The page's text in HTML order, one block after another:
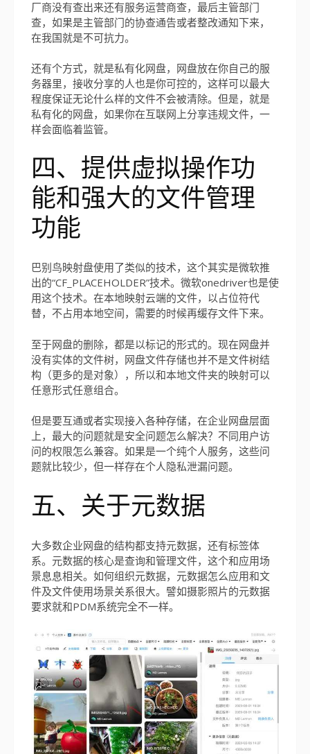
厂商没有查出来还有服务运营商查，最后主管部门
查，如果是主管部门的协查通告或者整改通知下来，
在我国就是不可抗力。
还有个方式，就是私有化网盘，网盘放在你自己的服
务器里，接收分享的人也是你可控的，这样可以最大
程度保证无论什么样的文件不会被清除。但是，就是
私有化的网盘，如果你在互联网上分享违规文件，一
样会面临着监管。
四、提供虚拟操作功
能和强大的文件管理
功能
巴别鸟映射盘使用了类似的技术，这个其实是微软推
出的“CF_PLACEHOLDER”技术。微软onedriver也是使
用这个技术。在本地映射云端的文件，以占位符代
替，不占用本地空间，需要的时候再缓存文件下来。
至于网盘的删除，都是以标记的形式的。现在网盘并
没有实体的文件树，网盘文件存储也并不是文件树结
构（更多的是对象），所以和本地文件夹的映射可以
任意形式任意组合。
但是要互通或者实现接入各种存储，在企业网盘层面
上，最大的问题就是安全问题怎么解决？不同用户访
问的权限怎么兼容。如果是一个纯个人服务，这些问
题就比较少，但一样存在个人隐私泄漏问题。
五、关于元数据
大多数企业网盘的结构都支持元数据，还有标签体
系。元数据的核心是查询和管理文件，这个和应用场
景息息相关。如何组织元数据，元数据怎么应用和文
件及文件使用场景关系很大。譬如摄影照片的元数据
要求就和PDM系统完全不一样。